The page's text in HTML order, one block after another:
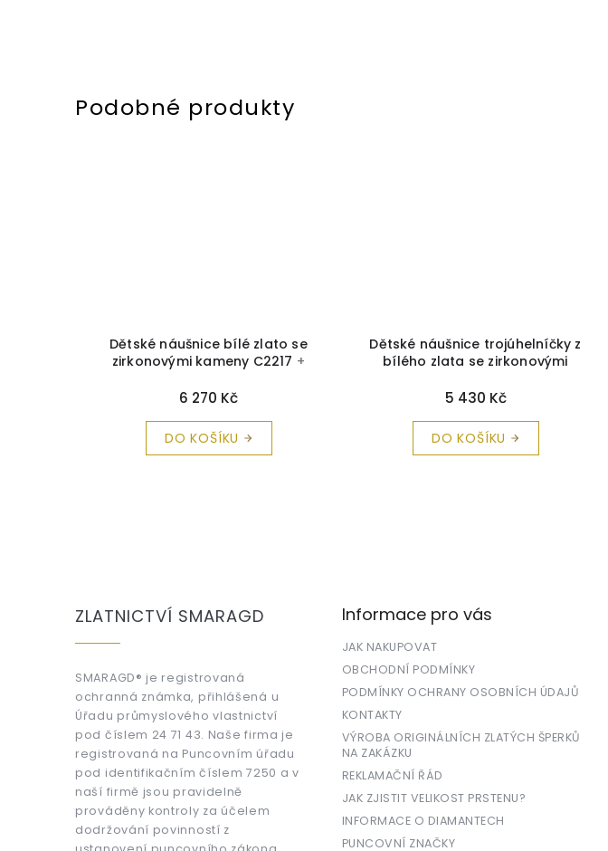
Dětské náušnice bílé zlato se
zirkonovými kameny C2217 +
6 270 Kč
DO KOŠÍKU
Dětské náušnice trojúhelníčky z
bílého zlata se zirkonovými
čistící utěrka zdarma
5 430 Kč
DO KOŠÍKU
ZLATNICTVÍ SMARAGD
SMARAGD® je registrovaná
ochranná známka, přihlášená u
Úřadu průmyslového vlastnictví
pod číslem 24 71 43. Naše firma je
registrovaná na Puncovním úřadu
pod identifikačním číslem 7250 a v
naší firmě jsou pravidelně
prováděny kontroly za účelem
dodržování povinností z
Informace pro vás
JAK NAKUPOVAT
OBCHODNÍ PODMÍNKY
PODMÍNKY OCHRANY OSOBNÍCH ÚDAJŮ
KONTAKTY
VÝROBA ORIGINÁLNÍCH ZLATÝCH ŠPERKŮ
NA ZAKÁZKU
REKLAMAČNÍ ŘÁD
JAK ZJISTIT VELIKOST PRSTENU?
INFORMACE O DIAMANTECH
PUNCOVNÍ ZNAČKY